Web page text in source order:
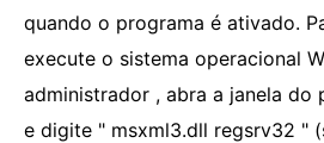
quando o programa é ativado.
execute o sistema operacional
administrador , abra a janela do
e digite " msxml3.dll regsrv32 "